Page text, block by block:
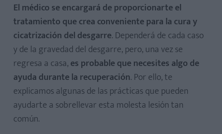
El médico se encargará de proporcionarte el
tratamiento que crea conveniente para la cura y
cicatrización del desgarre. Dependerá de cada caso
y de la gravedad del desgarre, pero, una vez se
regresa a casa,es probable que necesites algo de
ayuda durante la recuperación. Por ello, te
explicamos algunas de las prácticas que pueden
ayudarte a sobrellevar esta molesta lesión tan
común.